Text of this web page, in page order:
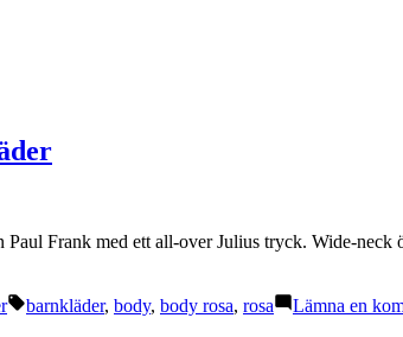
Frank med ett all-over Julius tryck. Wide-
Etiketter:
barnkläder, body, body rosa, rosa Lämna en